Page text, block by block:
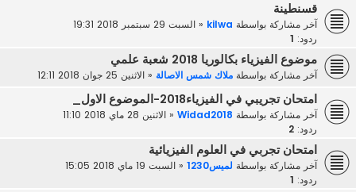
قسنطينة
آخر مشاركة بواسطة kilwa
« السبت 29 سبتمبر 2018 19:31
ردود:
موضوع الفيزياء بكالوريا 2018 شعبة علمي
آخر مشاركة بواسطة ملاك شمس الاصالة« الاثنين 25 جوان 2018 12:11
امتحان تجريبي في الفيزياء2018-الموضوع الاول_
آخر مشاركة بواسطة Widad2018
« الاثنين 28 ماي 2018 11:10
ردود: 2
امتحان تجربي في العلوم الفيزيائية
آخر مشاركة بواسطة لميس1230 « السبت 19 ماي 2018 15:05
ردود: